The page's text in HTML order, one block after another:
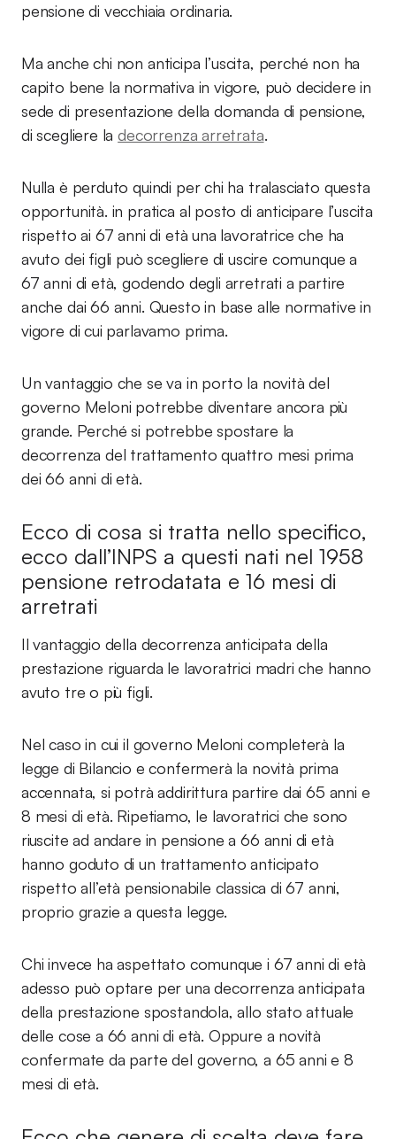
pensione di vecchiaia ordinaria.
Ma anche chi non anticipa l’uscita, perché non ha
capito bene la normativa in vigore, può decidere in
sede di presentazione della domanda di pensione,
di scegliere ladecorrenza arretrata.
Nulla è perduto quindi per chi ha tralasciato questa
opportunità. in pratica al posto di anticipare l’uscita
rispetto ai 67 anni di età una lavoratrice che ha
avuto dei figli può scegliere di uscire comunque a
67 anni di età, godendo degli arretrati a partire
anche dai 66 anni. Questo in base alle normative in
vigore di cui parlavamo prima.
Un vantaggio che se va in porto la novità del
governo Meloni potrebbe diventare ancora più
grande. Perché si potrebbe spostare la
decorrenza del trattamento quattro mesi prima
dei 66 anni di età.
Ecco di cosa si tratta nello specifico,
ecco dall’INPS a questi nati nel 1958
pensione retrodatata e 16 mesi di
arretrati
Il vantaggio della decorrenza anticipata della
prestazione riguarda le lavoratrici madri che hanno
avuto tre o più figli.
Nel caso in cui il governo Meloni completerà la
legge di Bilancio e confermerà la novità prima
accennata, si potrà addirittura partire dai 65 anni e
8 mesi di età. Ripetiamo, le lavoratrici che sono
riuscite ad andare in pensione a 66 anni di età
hanno goduto di un trattamento anticipato
rispetto all’età pensionabile classica di 67 anni,
proprio grazie a questa legge.
Chi invece ha aspettato comunque i 67 anni di età
adesso può optare per una decorrenza anticipata
della prestazione spostandola, allo stato attuale
delle cose a 66 anni di età. Oppure a novità
confermate da parte del governo, a 65 anni e 8
mesi di età.